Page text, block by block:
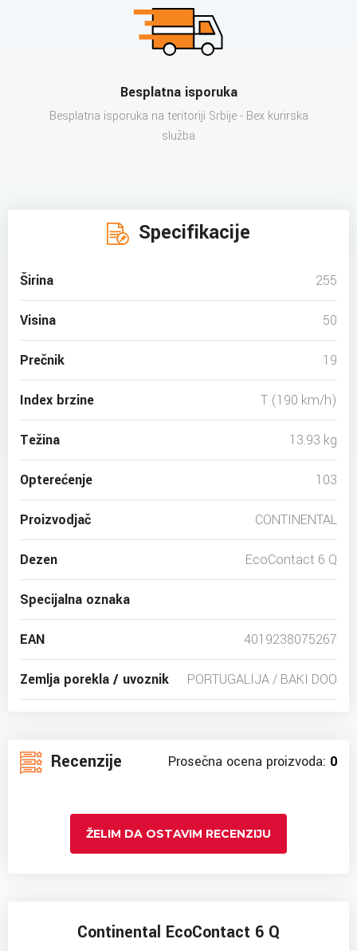
Besplatna isporuka
Besplatna isporuka na teritoriji Srbije - Bex kurirska
služba
Specifikacije
Širina 255
Visina 50
Prečnik 19
Index brzine T (190 km/h)
Težina 13.93 kg
Opterećenje 103
Proizvodjač CONTINENTAL
Dezen EcoContact 6 Q
Specijalna oznaka
EAN 4019238075267
Zemlja porekla / uvoznik PORTUGALIJA / BAKI DOO
Recenzije Prosečna ocena proizvoda: 0
ŽELIM DA OSTAVIM RECENZIJU
Continental EcoContact 6 Q